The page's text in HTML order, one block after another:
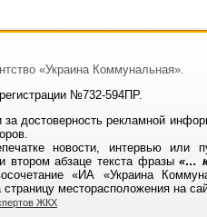
«Украина Коммунальная».
№732-594ПР.
за достоверность рекламной
новости, интервью или
втором абзаце текста фразы «…
«ИА «Украина
месторасположения на
ЖКХ